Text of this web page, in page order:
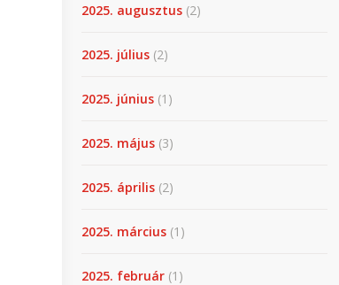
2025. augusztus (2)
2025. július (2)
2025. június (1)
2025. május (3)
2025. április (2)
2025. március (1)
2025. február (1)